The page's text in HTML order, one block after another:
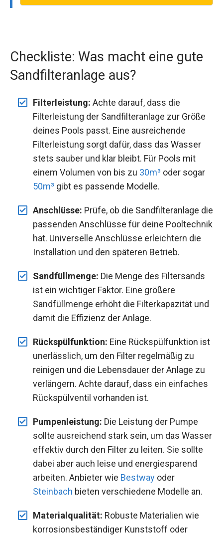
Checkliste: Was macht eine gute
Sandfilteranlage aus?
Filterleistung: Achte darauf, dass die
Filterleistung der Sandfilteranlage zur Größe
deines Pools passt. Eine ausreichende
Filterleistung sorgt dafür, dass das Wasser
stets sauber und klar bleibt. Für Pools mit
einem Volumen von bis zu 30m³ oder sogar
50m³ gibt es passende Modelle.
Anschlüsse: Prüfe, ob die Sandfilteranlage die
passenden Anschlüsse für deine Pooltechnik
hat. Universelle Anschlüsse erleichtern die
Installation und den späteren Betrieb.
Sandfüllmenge: Die Menge des Filtersands
ist ein wichtiger Faktor. Eine größere
Sandfüllmenge erhöht die Filterkapazität und
damit die Effizienz der Anlage.
Rückspülfunktion: Eine Rückspülfunktion ist
unerlässlich, um den Filter regelmäßig zu
reinigen und die Lebensdauer der Anlage zu
verlängern. Achte darauf, dass ein einfaches
Rückspülventil vorhanden ist.
Pumpenleistung: Die Leistung der Pumpe
sollte ausreichend stark sein, um das Wasser
effektiv durch den Filter zu leiten. Sie sollte
dabei aber auch leise und energiesparend
arbeiten. Anbieter wie Bestway oder
Steinbach bieten verschiedene Modelle an.
Materialqualität: Robuste Materialien wie
korrosionsbeständiger Kunststoff oder